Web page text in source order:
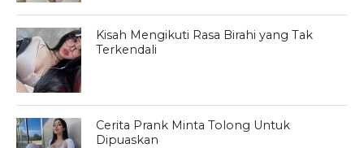
Kisah Mengikuti Rasa Birahi yang Tak
Terkendali
Cerita Prank Minta Tolong Untuk
Dipuaskan